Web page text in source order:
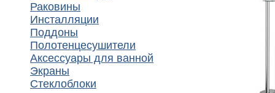
Раковины
Инсталляции
Поддоны
Полотенцесушители
Аксессуары для ванной
Экраны
Стеклоблоки